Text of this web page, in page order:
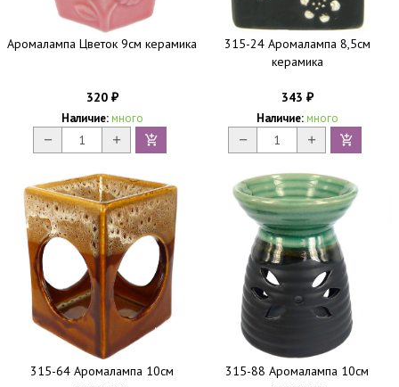
Аромалампа Цветок 9см керамика
320 ₽
Наличие: много
315-24 Аромалампа 8,5см
керамика
343 ₽
Наличие: много
315-64 Аромалампа 10см
315-88 Аромалампа 10см